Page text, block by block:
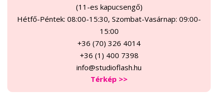
(11-es kapucsengő)
Hétfő-Péntek: 08:00-15:30, Szombat-Vasárnap: 09:00-
15:00
+36 (70) 326 4014
+36 (1) 400 7398
info@studioflash.hu
Térkép >>